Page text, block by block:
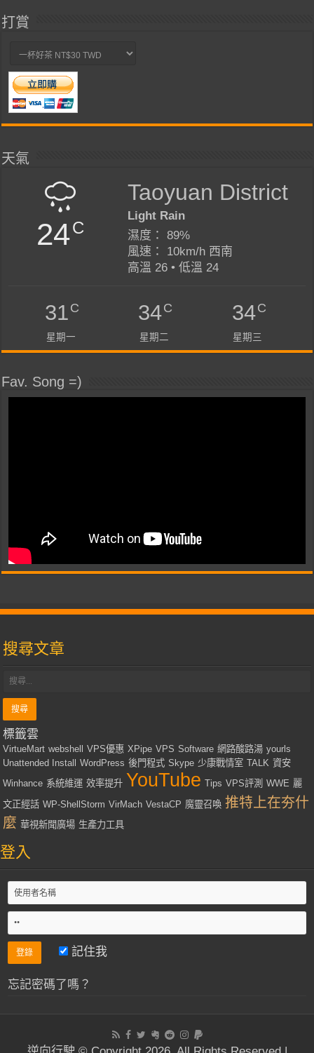
打賞
天氣
24C
Taoyuan District
Light Rain
濕度： 89%
風速： 10km/h 西南
高溫 26 • 低溫 24
31C
星期一
34C
星期二
34C
星期三
Fav. Song =)
搜尋文章
標籤雲
VirtueMart webshell VPS優惠 XPipe VPS Software 網路酸路湯 yourls
Unattended Install
WordPress 後門程式 Skype 少康戰情室 TALK 資安
Winhance 系統維運 效率提升 YouTube Tips VPS評測 WWE 麗
文正經話 WP-ShellStorm VirMach VestaCP 魔靈召喚 推特上在夯什
麼 華視新聞廣場 生產力工具
登入
記住我
忘記密碼了嗎？